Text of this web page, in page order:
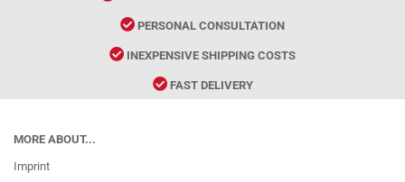
PERSONAL CONSULTATION
INEXPENSIVE SHIPPING COSTS
FAST DELIVERY
MORE ABOUT...
Imprint